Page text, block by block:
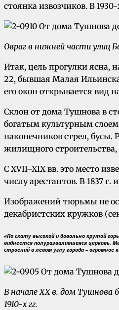
стоянка извозчиков. В
Овраг в нижней части улиц
Итак, цель прогулки ясна,
22, бывшая Малая
его окон открывается вид
Склон от дома Тушнова в
богатым культурным
наконечников стрел, бусы.
жилищного строительства,
С XVII–XIX вв. это место
числу арестантов. В 1837 г.
Изображений тюрьмы не
декабристских кружков
«По скату высокой и довольно крутой
виднеется полуразвалившаяся церковь.
строений в левом углу города –
В начале XX в. дом Тушнова
1910-х гг.